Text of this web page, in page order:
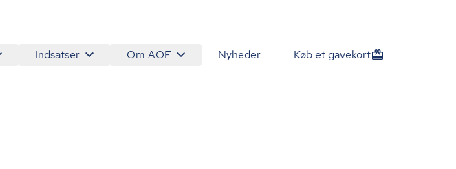
Indsatser Om AOF Nyheder Køb et gavekort